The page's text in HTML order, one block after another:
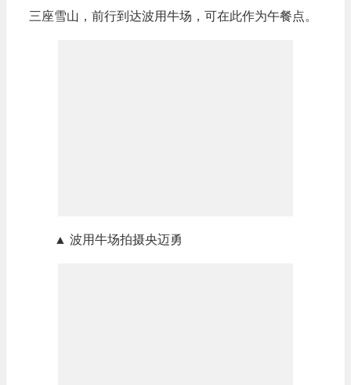
三座雪山，前行到达波用牛场，可在此作为午餐点。
▲ 波用牛场拍摄央迈勇